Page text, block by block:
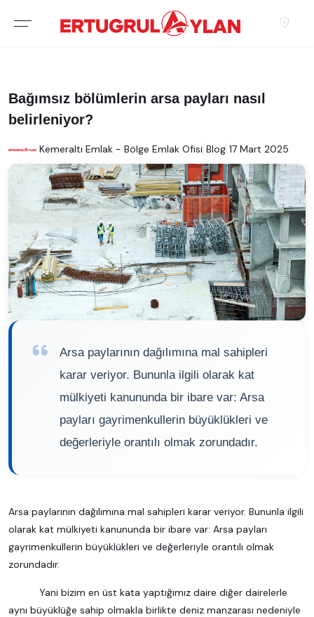
Bağımsız bölümlerin arsa payları nasıl
belirleniyor?
Kemeraltı Emlak - Bölge Emlak Ofisi Blog 17 Mart 2025
Arsa paylarının dağılımına mal sahipleri
karar veriyor. Bununla ilgili olarak kat
mülkiyeti kanununda bir ibare var: Arsa
payları gayrimenkullerin büyüklükleri ve
değerleriyle orantılı olmak zorundadır.
Arsa paylarının dağılımına mal sahipleri karar veriyor. Bununla ilgili
olarak kat mülkiyeti kanununda bir ibare var: Arsa payları
gayrimenkullerin büyüklükleri ve değerleriyle orantılı olmak
zorundadır.
Yani bizim en üst kata yaptığımız daire diğer dairelerle
aynı büyüklüğe sahip olmakla birlikte deniz manzarası nedeniyle